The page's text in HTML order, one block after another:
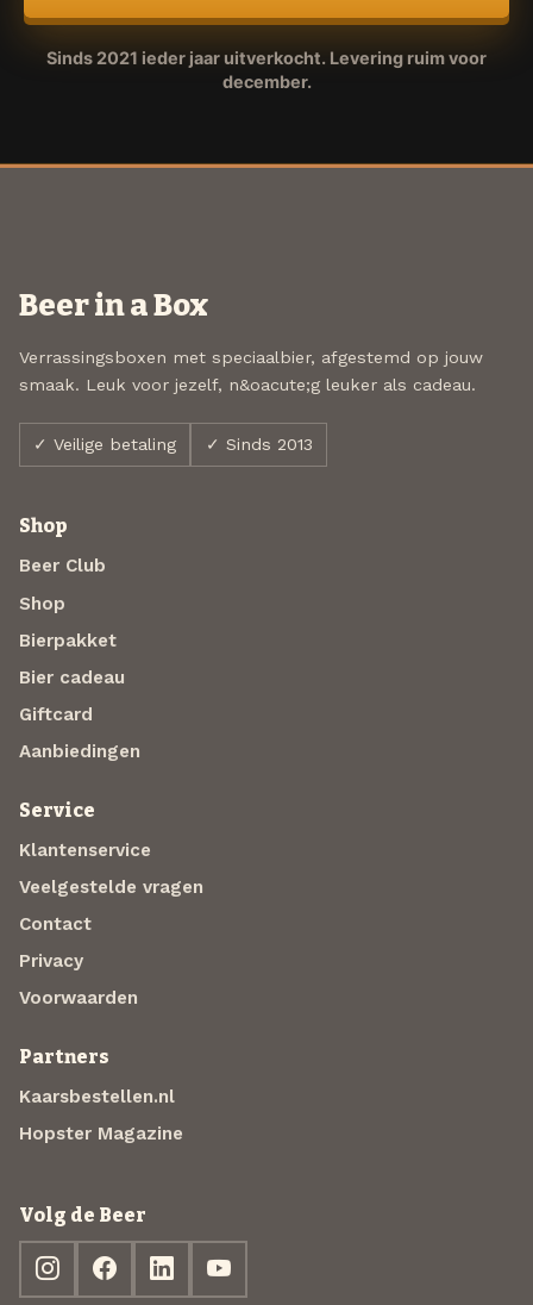
Sinds 2021 ieder jaar uitverkocht. Levering ruim voor
december.
Beer in a Box
Verrassingsboxen met speciaalbier, afgestemd op jouw
smaak. Leuk voor jezelf, n&oacute;g leuker als cadeau.
✓ Veilige betaling ✓ Sinds 2013
Shop
Beer Club
Shop
Bierpakket
Bier cadeau
Giftcard
Aanbiedingen
Service
Klantenservice
Veelgestelde vragen
Contact
Privacy
Voorwaarden
Partners
Kaarsbestellen.nl
Hopster Magazine
Volg de Beer